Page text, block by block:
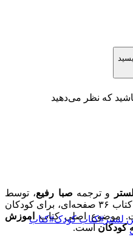
که نظر می‌دهید
و ترجمه صبا رفیع، توسط
منتشر شده است. این کتاب ۳۶ صفحه‌ای، برای کودکان
اموزش
کودکان است.
لستر#کتاب کودک#کتاب